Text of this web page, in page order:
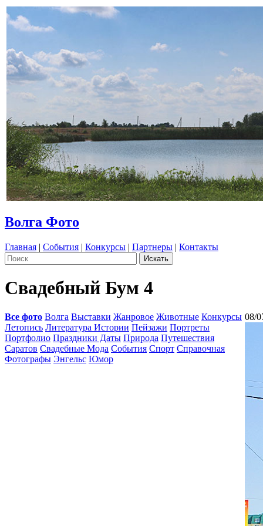
Волга Фото
Главная | События | Конкурсы | Партнеры | Контакты
Свадебный Бум 4
Все фото Волга Выставки Жанровое Животные Конкурсы
Летопись Литература Истории Пейзажи Портреты
Портфолио Праздники Даты Природа Путешествия
Саратов Свадебные Мода События Спорт Справочная
Фотографы Энгельс Юмор
08/